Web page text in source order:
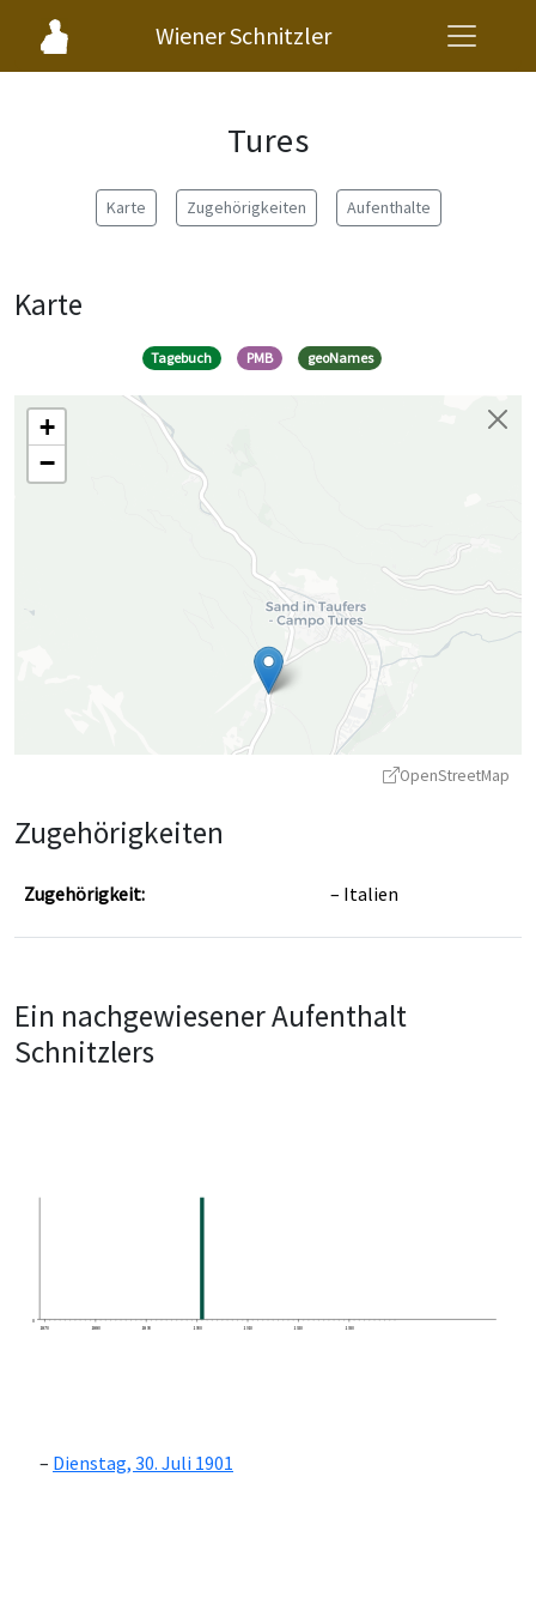
Wiener Schnitzler
Tures
Karte Zugehörigkeiten Aufenthalte
Karte
Tagebuch PMB geoNames
+
−
OpenStreetMap
Zugehörigkeiten
Zugehörigkeit: Italien
Ein nachgewiesener Aufenthalt
Schnitzlers
0
1870
1880 1890 1900 1910 1920 1930
Dienstag, 30. Juli 1901